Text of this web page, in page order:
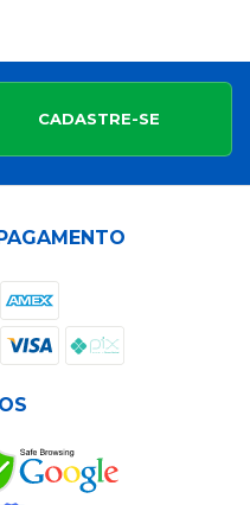
CADASTRE-SE